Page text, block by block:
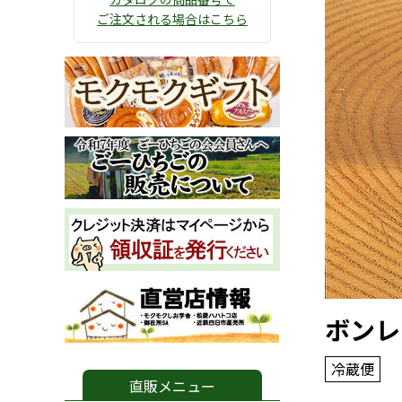
ボン
冷蔵便
ご注文される場合はこちら
直販メニュー